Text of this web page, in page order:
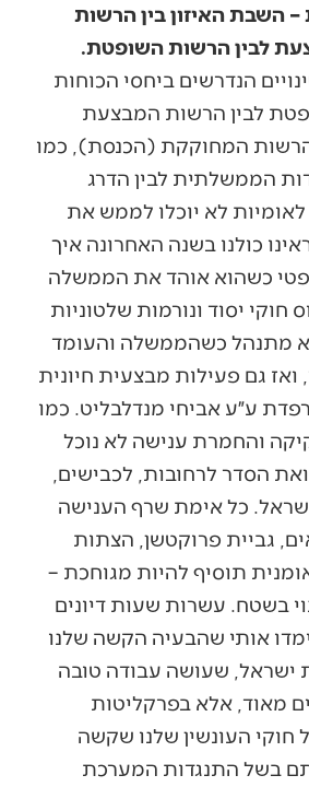
השבת האיזון בין הרשות
לבין הרשות השופטת.
הנדרשים ביחסי הכוחות
לבין הרשות המבצעת
המחוקקת (הכנסת), כמו
הממשלתית לבין הדרג
לא יוכלו לממש את
כולנו בשנה האחרונה איך
כשהוא אוהד את הממשלה
יסוד ונורמות שלטוניות
מתנהל כשהממשלה והעומד
גם פעילות מבצעית חיונית
ע״ע אביחי מנדלבליט. כמו
והחמרת ענישה לא נוכל
הסדר לרחובות, לכבישים,
כל אימת שרף הענישה
גביית פרוקטשן, הצתות
תוסיף להיות מגוחכת –
בשטח. עשרות שעות דיונים
אותי שהבעיה הקשה שלנו
ישראל, שעושה עבודה טובה
מאוד, אלא בפרקליטות
חוקי העונשין שלנו שקשה
בשל התנגדות המערכת